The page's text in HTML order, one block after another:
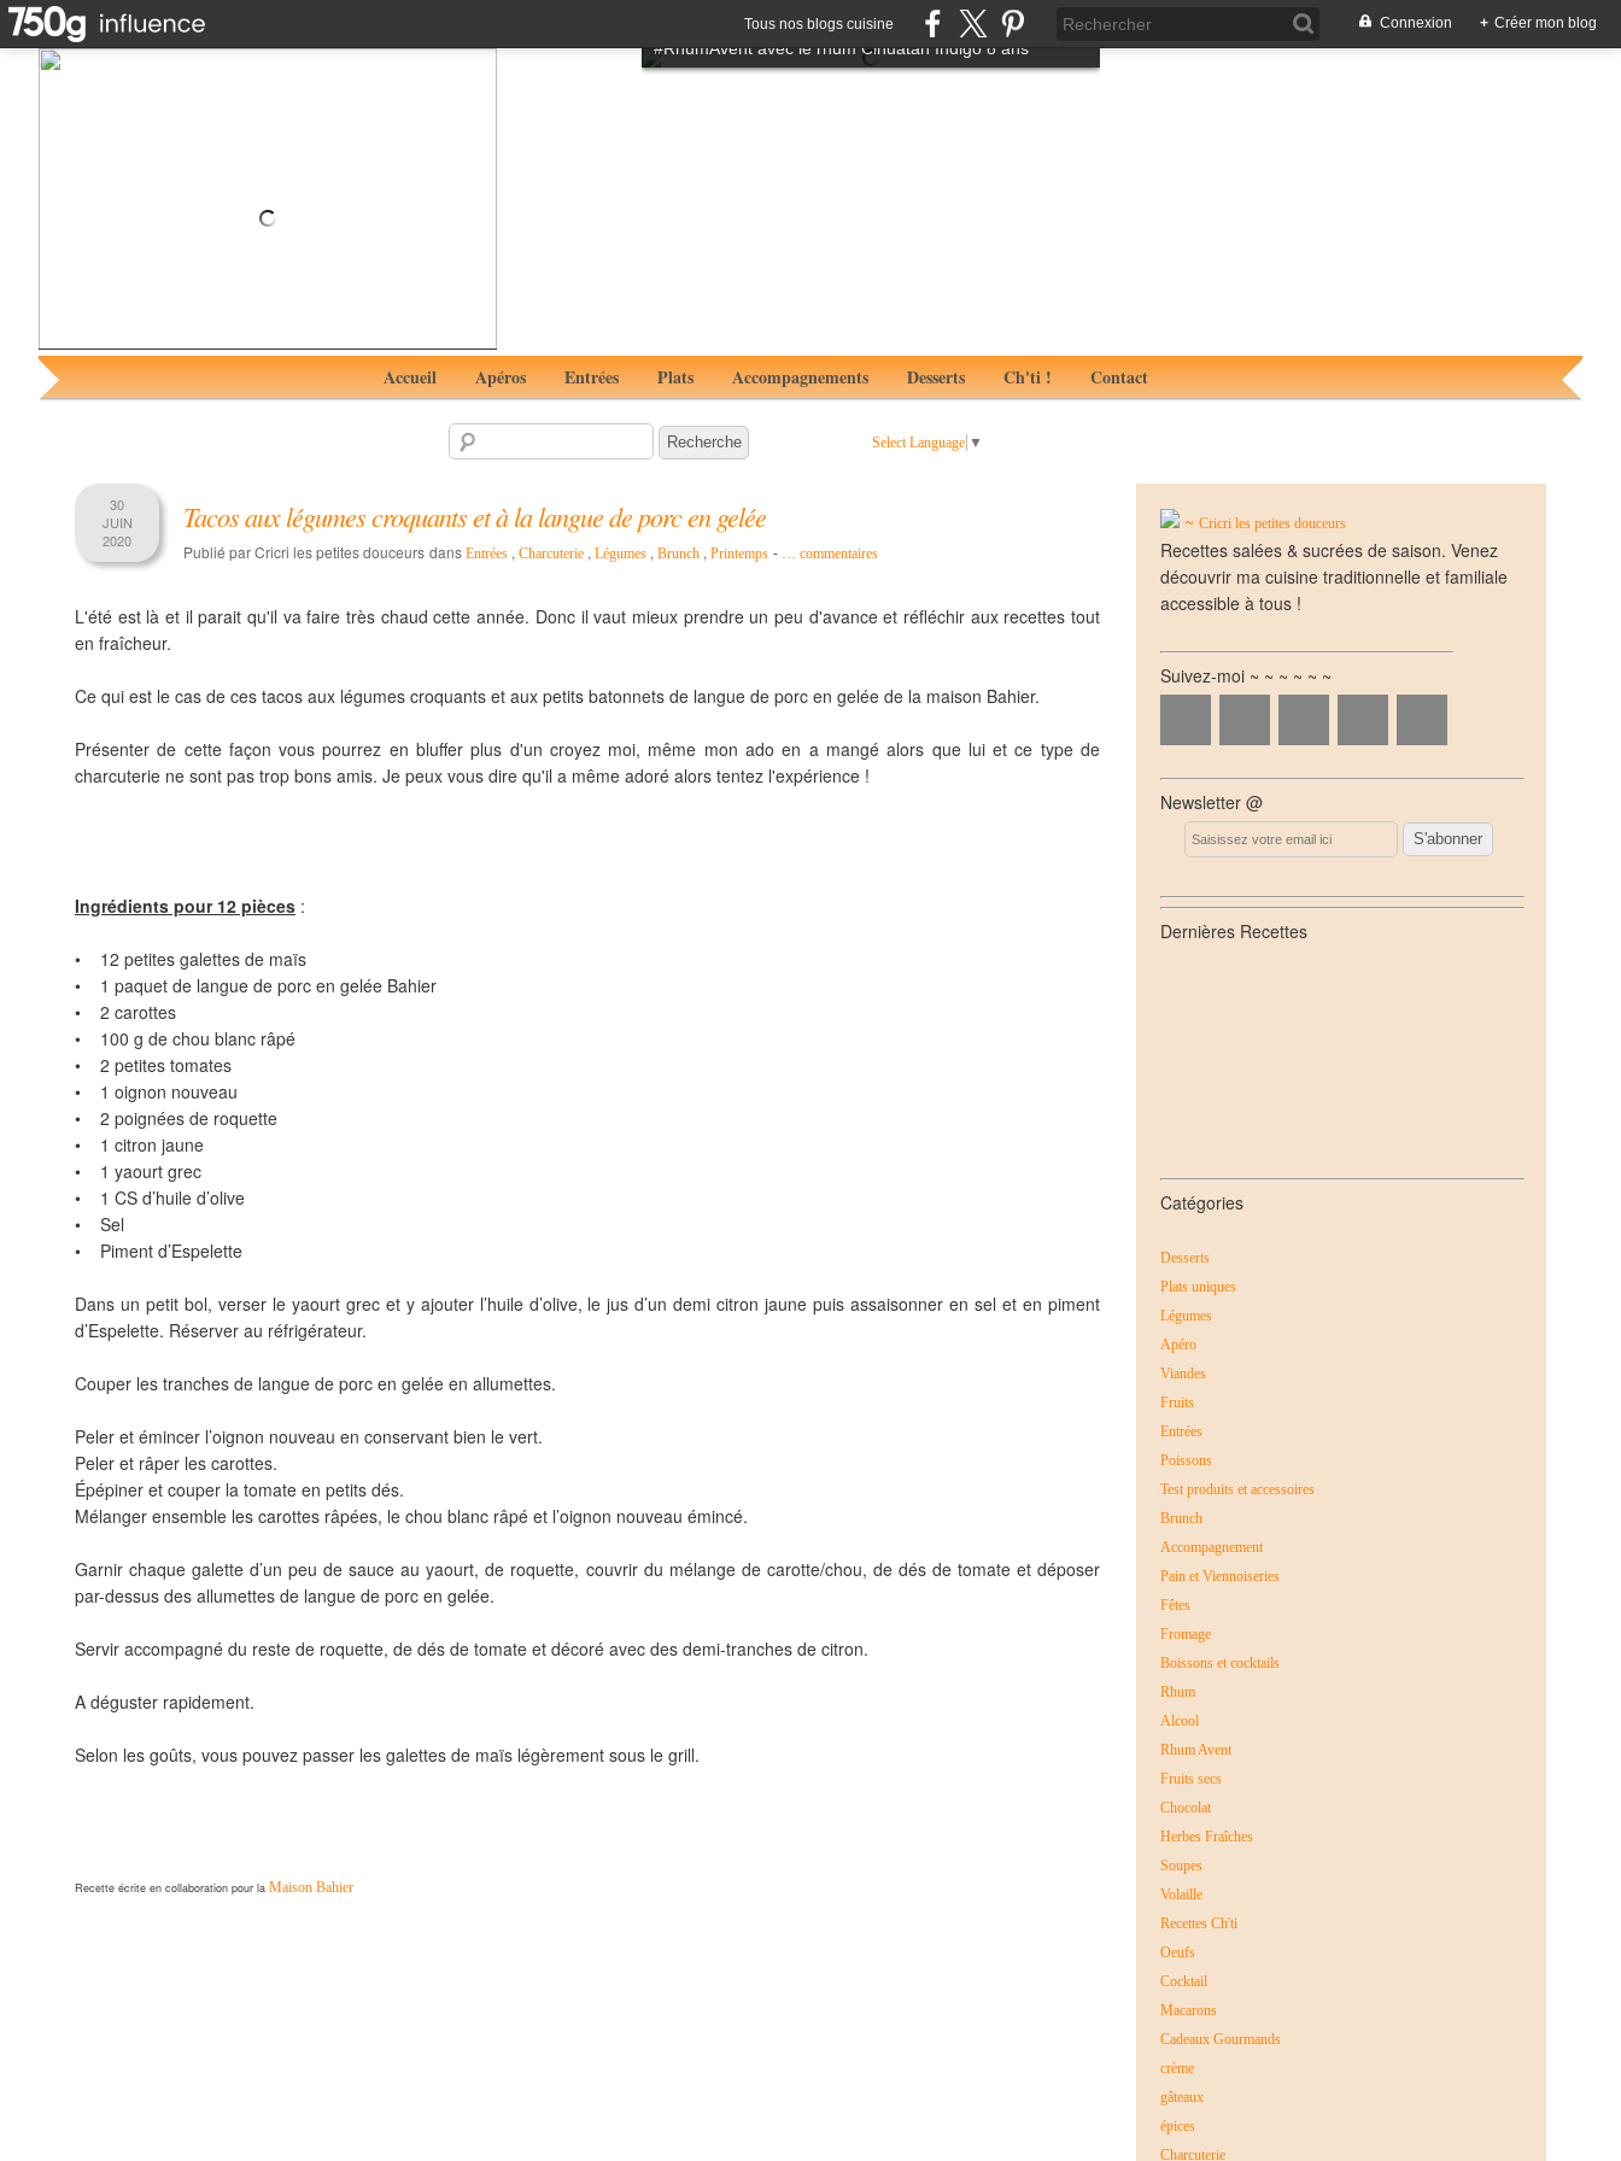
Tous nos blogs cuisine Connexion + Créer mon blog
Tartare de boeuf à l'italienne aux notes de truffes
#RhumAvent avec le rhum Cihuatan Indigo 8 ans
Accueil Apéros Entrées Plats Accompagnements Desserts Ch'ti ! Contact
Select Language ▼
30
JUIN
2020
Tacos aux légumes croquants et à la langue de porc en gelée
Publié par Cricri les petites douceurs dans Entrées , Charcuterie , Légumes , Brunch , Printemps - … commentaires
L'été est là et il parait qu'il va faire très chaud cette année. Donc il vaut mieux prendre un peu d'avance et réfléchir aux recettes tout
en fraîcheur.
Ce qui est le cas de ces tacos aux légumes croquants et aux petits batonnets de langue de porc en gelée de la maison Bahier.
Présenter de cette façon vous pourrez en bluffer plus d'un croyez moi, même mon ado en a mangé alors que lui et ce type de
charcuterie ne sont pas trop bons amis. Je peux vous dire qu'il a même adoré alors tentez l'expérience !
Ingrédients pour 12 pièces :
• 12 petites galettes de maïs
• 1 paquet de langue de porc en gelée Bahier
• 2 carottes
• 100 g de chou blanc râpé
• 2 petites tomates
• 1 oignon nouveau
• 2 poignées de roquette
• 1 citron jaune
• 1 yaourt grec
• 1 CS d’huile d’olive
• Sel
• Piment d’Espelette
Dans un petit bol, verser le yaourt grec et y ajouter l’huile d’olive, le jus d’un demi citron jaune puis assaisonner en sel et en piment
d’Espelette. Réserver au réfrigérateur.
Couper les tranches de langue de porc en gelée en allumettes.
Peler et émincer l’oignon nouveau en conservant bien le vert.
Peler et râper les carottes.
Épépiner et couper la tomate en petits dés.
Mélanger ensemble les carottes râpées, le chou blanc râpé et l’oignon nouveau émincé.
Garnir chaque galette d’un peu de sauce au yaourt, de roquette, couvrir du mélange de carotte/chou, de dés de tomate et déposer
par-dessus des allumettes de langue de porc en gelée.
Servir accompagné du reste de roquette, de dés de tomate et décoré avec des demi-tranches de citron.
A déguster rapidement.
Selon les goûts, vous pouvez passer les galettes de maïs légèrement sous le grill.
Recette écrite en collaboration pour la Maison Bahier
~ Cricri les petites douceurs
Recettes salées & sucrées de saison. Venez
découvrir ma cuisine traditionnelle et familiale
accessible à tous !
Suivez-moi ~ ~ ~ ~ ~ ~
Newsletter @
Email
Dernières Recettes
Catégories
Desserts
Plats uniques
Légumes
Apéro
Viandes
Fruits
Entrées
Poissons
Test produits et accessoires
Brunch
Accompagnement
Pain et Viennoiseries
Fêtes
Fromage
Boissons et cocktails
Rhum
Alcool
Rhum Avent
Fruits secs
Chocolat
Herbes Fraîches
Soupes
Volaille
Recettes Ch'ti
Oeufs
Cocktail
Macarons
Cadeaux Gourmands
crème
gâteaux
épices
Charcuterie